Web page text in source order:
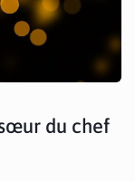
du chef